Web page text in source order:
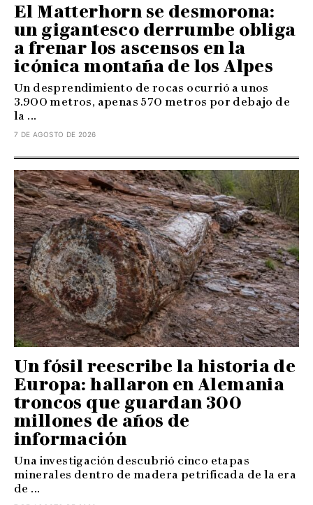
El Matterhorn se desmorona:
un gigantesco derrumbe obliga
a frenar los ascensos en la
icónica montaña de los Alpes
Un desprendimiento de rocas ocurrió a unos
3.900 metros, apenas 570 metros por debajo de
la ...
7 DE AGOSTO DE 2026
Un fósil reescribe la historia de
Europa: hallaron en Alemania
troncos que guardan 300
millones de años de
información
Una investigación descubrió cinco etapas
minerales dentro de madera petrificada de la era
de ...